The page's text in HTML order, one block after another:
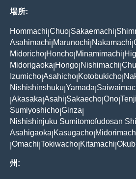
場所:
Hommachi Chuo Sakaemachi
Asahimachi Marunochi Nakamachi
Midoricho Honcho Minamimachi
Midorigaoka Hongo Nishimachi
Izumicho Asahicho Kotobukicho
Nishishinshuku Yamada
Akasaka Asahi Sakaecho Ono
Sumiyoshicho Ginza
Nishishinjuku Sumitomofudosan
Asahigaoka Kasugacho
Omachi Tokiwacho Kitamachi
州: